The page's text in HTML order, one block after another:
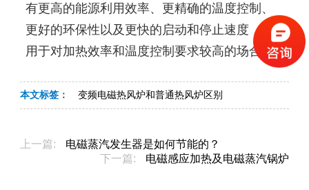
有更高的能源利用效率、更精确的温度控制、
更好的环保性以及更快的启动和停止速度，适
用于对加热效率和温度控制要求较高的场合。
本文标签： 变频电磁热风炉和普通热风炉区别
上一篇:
电磁蒸汽发生器是如何节能的？
下一篇:
电磁感应加热及电磁蒸汽锅炉